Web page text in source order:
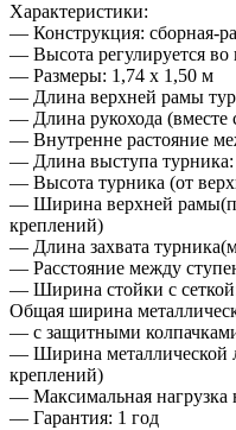
Характеристики:
— Конструкция: сборная-
— Высота регулируется во
— Размеры: 1,74 х 1,50 м
— Длина верхней рамы
— Длина рукохода (вместе
— Внутренне растояние
— Длина выступа турника:
— Высота турника (от
— Ширина верхней
креплений)
— Длина захвата
— Расстояние между
— Ширина стойки с
Общая ширина
— c защитными
— Ширина металлической
креплений)
— Максимальная нагрузка
— Гарантия: 1 год